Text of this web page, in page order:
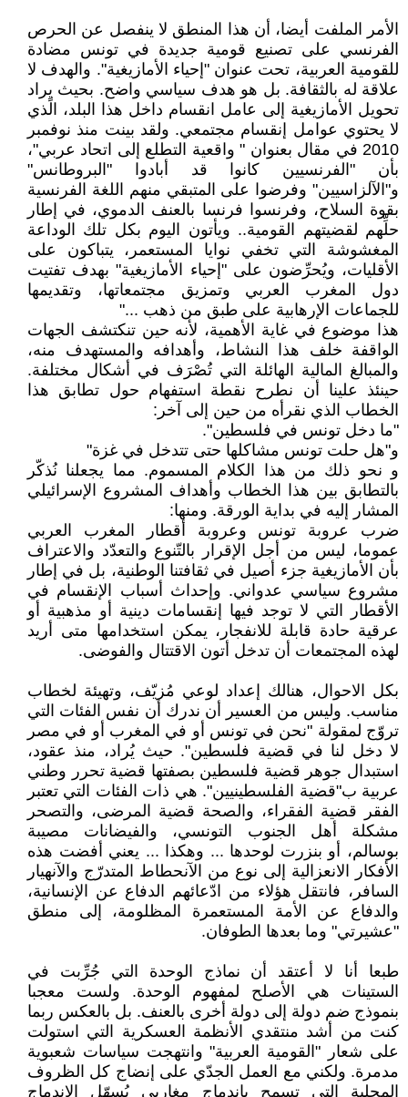
الأمر الملفت أيضا، أن هذا المنطق لا ينفصل عن الحرص
الفرنسي على تصنيع قومية جديدة في تونس مضادة
للقومية العربية، تحت عنوان "إحياء الأمازيغية". والهدف لا
علاقة له بالثقافة. بل هو هدف سياسي واضح. بحيث يٍراد
تحويل الأمازيغية إلى عامل انقسام داخل هذا البلد، الذي
لا يحتوي عوامل إنقسام مجتمعي. ولقد بينت منذ نوفمبر
2010 في مقال بعنوان " واقعية التطلع إلى اتحاد عربي"،
بأن "الفرنسيين كانوا قد أبادوا "البروطانس"
و"الآلزاسيين" وفرضوا على المتبقي منهم اللغة الفرنسية
بقوة السلاح، وفرنسوا فرنسا بالعنف الدموي، في إطار
حلِّهم لقضيتهم القومية.. ويأتون اليوم بكل تلك الوداعة
المغشوشة التي تخفي نوايا المستعمر، يتباكون على
الأقليات، ويُحرِّضون على "إحياء الأمازيغية" بهدف تفتيت
دول المغرب العربي وتمزيق مجتمعاتها، وتقديمها
للجماعات الإرهابية على طبق من ذهب ..."
هذا موضوع في غاية الأهمية، لأنه حين تنكتشف الجهات
الواقفة خلف هذا النشاط، وأهدافه والمستهدف منه،
والمبالغ المالية الهائلة التي تُصْرَف في أشكال مختلفة.
حينئذ علينا أن نطرح نقطة استفهام حول تطابق هذا
الخطاب الذي نقرأه من حين إلى آخر:
"ما دخل تونس في فلسطين".
و"هل حلت تونس مشاكلها حتى تتدخل في غزة"
و نحو ذلك من هذا الكلام المسموم. مما يجعلنا نُذكّر
بالتطابق بين هذا الخطاب وأهداف المشروع الإسرائيلي
المشار إليه في بداية الورقة. ومنها:
ضرب عروبة تونس وعروبة أقطار المغرب العربي
عموما، ليس من أجل الإقرار بالتّنوع والتعدّد والاعتراف
بأن الأمازيغية جزء أصيل في ثقافتنا الوطنية، بل في إطار
مشروع سياسي عدواني. وإحداث أسباب الإنقسام في
الأقطار التي لا توجد فيها إنقسامات دينية أو مذهبية أو
عرقية حادة قابلة للانفجار، يمكن استخدامها متى أريد
لهذه المجتمعات أن تدخل أتون الاقتتال والفوضى.
بكل الاحوال، هنالك إعداد لوعي مُزيّف، وتهيئة لخطاب
مناسب. وليس من العسير أن ندرك أن نفس الفئات التي
تروّج لمقولة "نحن في تونس أو في المغرب أو في مصر
لا دخل لنا في قضية فلسطين". حيث يُراد، منذ عقود،
استبدال جوهر قضية فلسطين بصفتها قضية تحرر وطني
عربية ب"قضية الفلسطينيين". هي ذات الفئات التي تعتبر
الفقر قضية الفقراء، والصحة قضية المرضى، والتصحر
مشكلة أهل الجنوب التونسي، والفيضانات مصيبة
بوسالم، أو بنزرت لوحدها ... وهكذا ... يعني أفضت هذه
الأفكار الانعزالية إلى نوع من الآنحطاط المتدرّج والآنهيار
السافر، فانتقل هؤلاء من ادّعائهم الدفاع عن الإنسانية،
والدفاع عن الأمة المستعمرة المظلومة، إلى منطق
"عشيرتي" وما بعدها الطوفان.
طبعا أنا لا أعتقد أن نماذج الوحدة التي جُرِّبت في
الستينات هي الأصلح لمفهوم الوحدة. ولست معجبا
بنموذج ضم دولة إلى دولة أخرى بالعنف. بل بالعكس ربما
كنت من أشد منتقدي الأنظمة العسكرية التي استولت
على شعار "القومية العربية" وانتهجت سياسات شعبوية
مدمرة. ولكني مع العمل الجدّي على إنضاج كل الظروف
المحلية التي تسمح باندماج مغاربي يُسهّل الاندماج